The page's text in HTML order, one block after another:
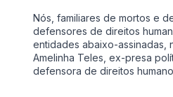
Nós, familiares de mortos e
defensores de direitos
entidades abaixo-assinadas,
Amelinha Teles, ex-presa
defensora de direitos